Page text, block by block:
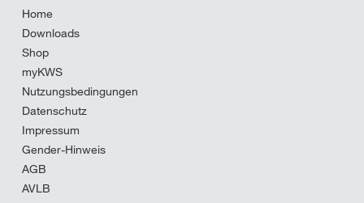
Home
Downloads
Shop
myKWS
Nutzungsbedingungen
Datenschutz
Impressum
Gender-Hinweis
AGB
AVLB